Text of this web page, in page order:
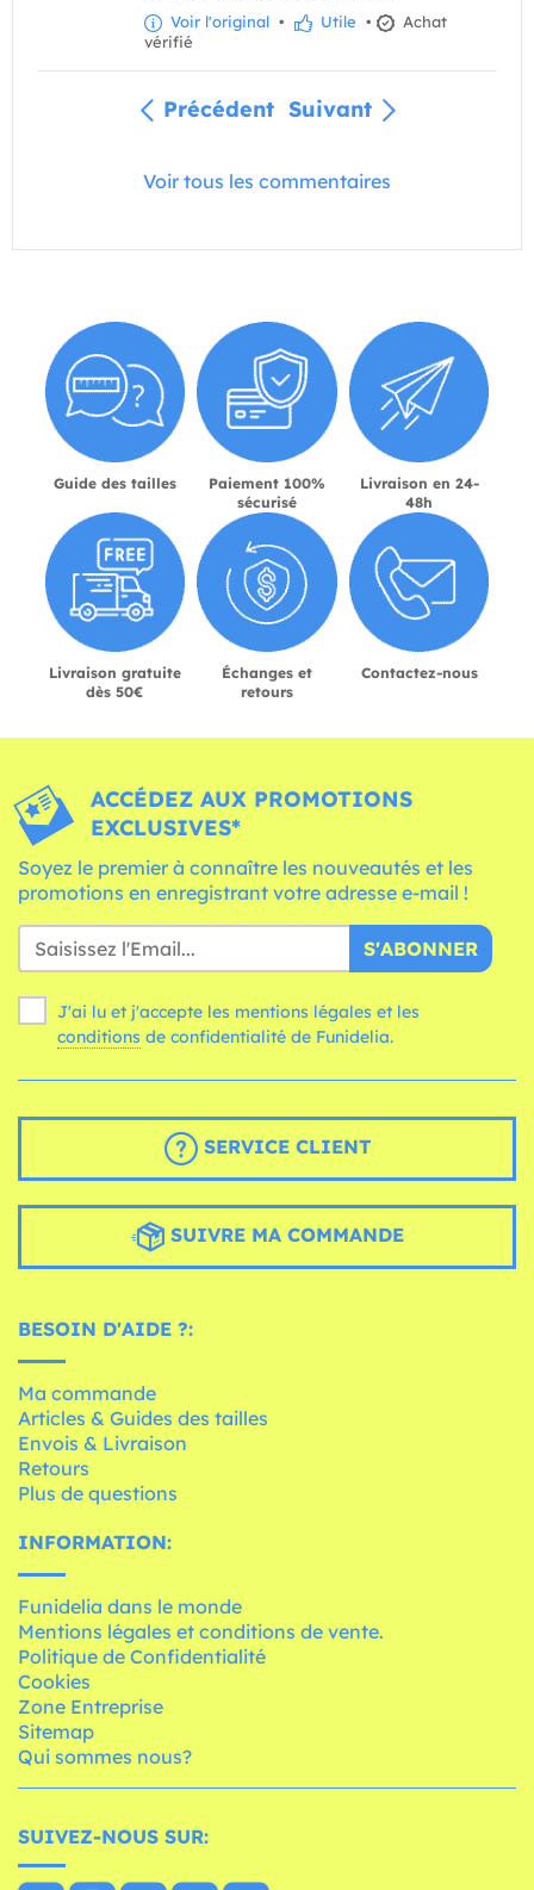
Voir l'original • Utile •
Achat
vérifié
Précédent Suivant
Voir tous les commentaires
Guide des tailles
Paiement 100%
sécurisé
Livraison en 24-
48h
Livraison gratuite
dès 50€
Échanges et
retours
Contactez-nous
ACCÉDEZ AUX PROMOTIONS
EXCLUSIVES*
Soyez le premier à connaître les nouveautés et les
promotions en enregistrant votre adresse e-mail !
S'ABONNER
J'ai lu et j'accepte les mentions légales et les
conditions de confidentialité de Funidelia.
SERVICE CLIENT
SUIVRE MA COMMANDE
BESOIN D'AIDE ?:
Ma commande
Articles & Guides des tailles
Envois & Livraison
Retours
Plus de questions
INFORMATION:
Funidelia dans le monde
Mentions légales et conditions de vente.
Politique de Confidentialité
Cookies
Zone Entreprise
Sitemap
Qui sommes nous?
SUIVEZ-NOUS SUR: